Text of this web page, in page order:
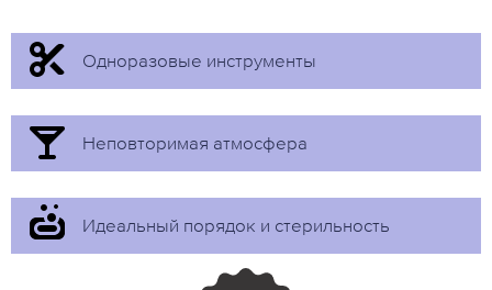
Одноразовые инструменты
Неповторимая атмосфера
Идеальный порядок и стерильность